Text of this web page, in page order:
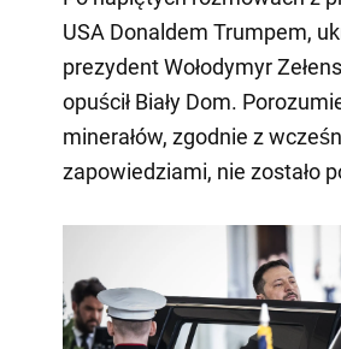
USA Donaldem Trumpem,
prezydent Wołodymyr
opuścił Biały Dom.
minerałów, zgodnie z
zapowiedziami, nie zostało